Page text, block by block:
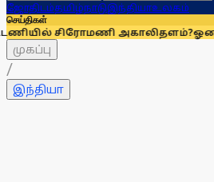
ஜோதிடம்தமிழ்நாடுஇந்தியாஉலகம்
செய்திகள்
அகாலிதளம்? ஓணம்
முகப்பு
/
இந்தியா